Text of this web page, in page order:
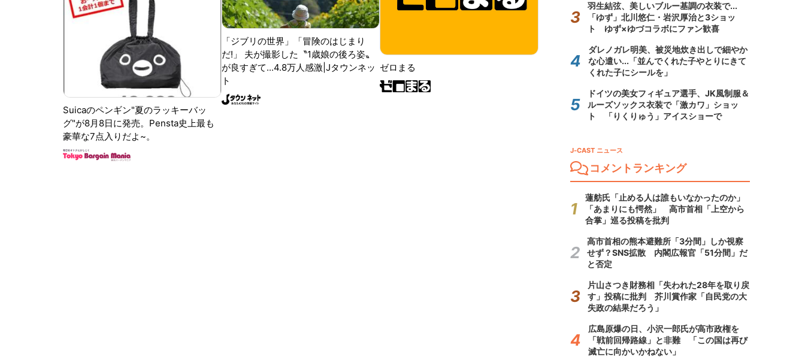
Suicaのペンギン"夏のラッキーバッ
グ"が8月8日に発売。Pensta史上最も
豪華な7点入りだよ~。
「ジブリの世界」「冒険のはじまり
だ!」 夫が撮影した〝1歳娘の後ろ姿〟
が良すぎて...4.8万人感激|Jタウンネッ
ト
ゼロまる
羽生結弦、美しいブルー基調の衣装で...
「ゆず」北川悠仁・岩沢厚治と3ショッ
ト ゆず×ゆづコラボにファン歓喜
ダレノガレ明美、被災地炊き出しで細やか
な心遣い...「並んでくれた子やとりにきて
くれた子にシールを」
ドイツの美女フィギュア選手、JK風制服＆
ルーズソックス衣装で「激カワ」ショッ
ト 「りくりゅう」アイスショーで
J-CAST ニュース
コメントランキング
蓮舫氏「止める人は誰もいなかったのか」
「あまりにも愕然」 高市首相「上空から
合掌」巡る投稿を批判
高市首相の熊本避難所「3分間」しか視察
せず？SNS拡散 内閣広報官「51分間」だ
と否定
片山さつき財務相「失われた28年を取り戻
す」投稿に批判 芥川賞作家「自民党の大
失政の結果だろう」
広島原爆の日、小沢一郎氏が高市政権を
「戦前回帰路線」と非難 「この国は再び
滅亡に向かいかねない」